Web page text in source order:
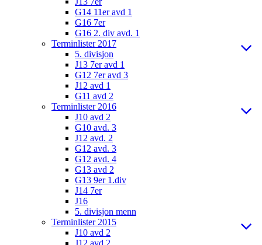
G14 11er avd 1
G16 7er
G16 2. div avd. 1
Terminlister 2017
5. divisjon
J13 7er avd 1
G12 7er avd 3
J12 avd 1
G11 avd 2
Terminlister 2016
J10 avd 2
G10 avd. 3
J12 avd. 2
G12 avd. 3
G12 avd. 4
G13 avd 2
G13 9er 1.div
J14 7er
J16
5. divisjon menn
Terminlister 2015
J10 avd 2
J12 avd 2